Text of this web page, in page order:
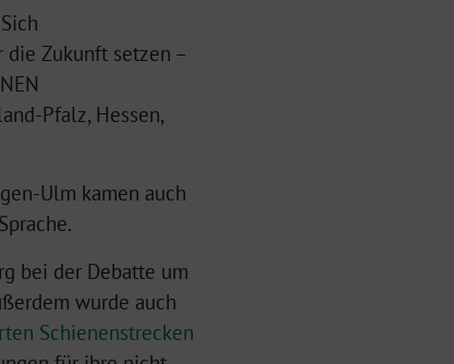
Zukunft setzen –
Pfalz, Hessen,
Ulm kamen auch
bei der Debatte um
wurde auch
Schienenstrecken